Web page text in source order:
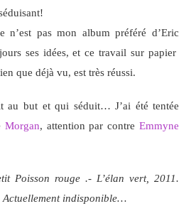
n’est pas mon album préféré d’Eric
ses idées, et ce travail sur papier
que déjà vu, est très réussi.
au but et qui séduit… J’ai été tentée
Morgan, attention par contreEmmyne
Poisson rouge .- L’élan vert, 2011.
indisponible…